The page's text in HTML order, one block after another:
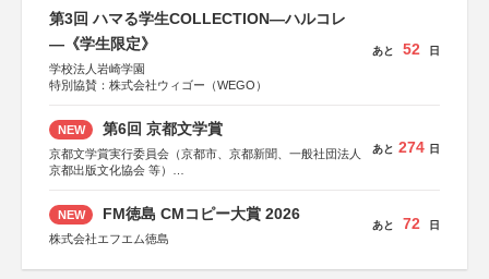
第3回 ハマる学生COLLECTION―ハルコレ
―《学生限定》
学校法人岩崎学園
特別協賛：株式会社ウィゴー（WEGO）
あと 52 日
NEW 第6回 京都文学賞
京都文学賞実行委員会（京都市、京都新聞、一般社団法人
京都出版文化協会 等）
KADOKAWA、河出書房新社、幻冬舎、講談社、光文社、
集英社、小学館、祥伝社、新潮社、淡交社、ちいさいミシ
マ社、徳間書店、早川書房、PHP研究所、双葉社、文藝春
あと 274 日
NEW FM徳島 CMコピー大賞 2026
株式会社エフエム徳島
あと 72 日